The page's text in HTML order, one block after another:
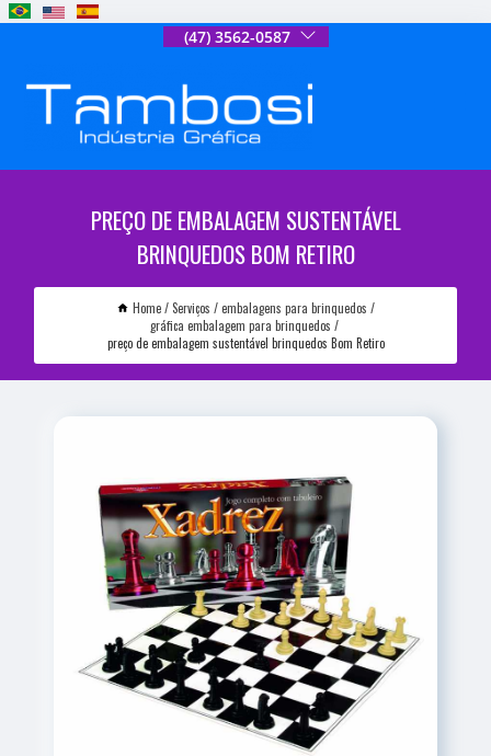
(47) 3562-0587
PREÇO DE EMBALAGEM SUSTENTÁVEL
BRINQUEDOS BOM RETIRO
Home Serviços
embalagens para brinquedos
gráfica embalagem para brinquedos
preço de embalagem sustentável brinquedos Bom Retiro